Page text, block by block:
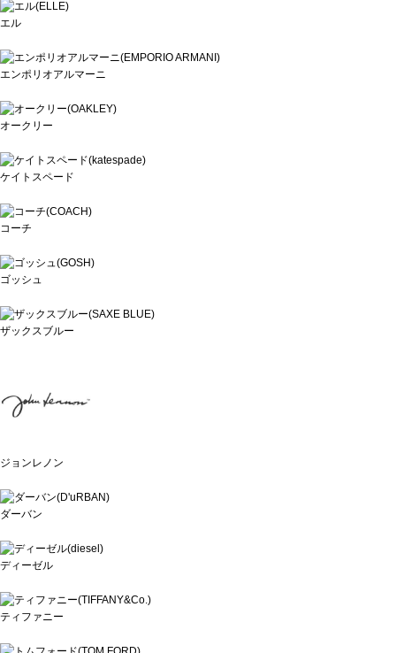
エル
エンポリオアルマーニ
オークリー
ケイトスペード
コーチ
ゴッシュ
ザックスブルー
ジョンレノン
ダーバン
ディーゼル
ティファニー